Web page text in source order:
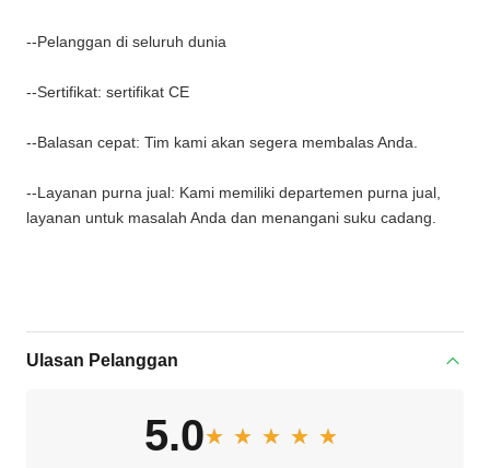
--Pelanggan di seluruh dunia
--Sertifikat: sertifikat CE
--Balasan cepat: Tim kami akan segera membalas Anda.
--Layanan purna jual: Kami memiliki departemen purna jual,
layanan untuk masalah Anda dan menangani suku cadang.
Ulasan Pelanggan
5.0★★★★★
★★★★★